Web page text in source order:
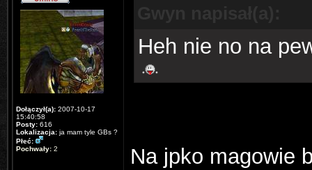
Dołączył(a): 2007-10-17
15:40:58
Posty: 616
Lokalizacja: ja mam tyle GBs ?
Płeć:
Pochwały: 2
Heh nie no na
Na jpko magowie